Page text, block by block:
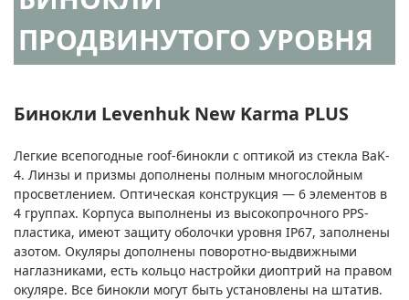
ПРОДВИНУТОГО УРОВНЯ
Бинокли Levenhuk New Karma PLUS
Легкие всепогодные roof-бинокли c оптикой из стекла BaK-
4. Линзы и призмы дополнены полным многослойным
просветлением. Оптическая конструкция — 6 элементов в
4 группах. Корпуса выполнены из высокопрочного PPS-
пластика, имеют защиту оболочки уровня IP67, заполнены
азотом. Окуляры дополнены поворотно-выдвижными
наглазниками, есть кольцо настройки диоптрий на правом
окуляре. Все бинокли могут быть установлены на штатив.